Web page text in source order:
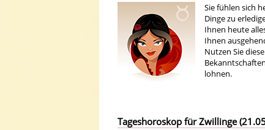
Sie fühlen sich
Dinge zu
Ihnen heute
Ihnen
Nutzen Sie
lohnen.
Tageshoroskop für Zwillinge